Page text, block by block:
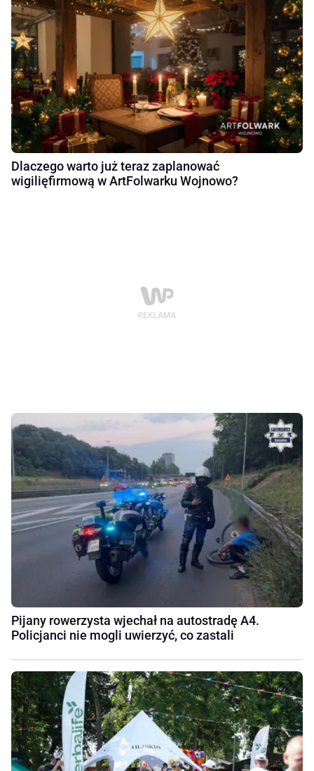
Dlaczego warto już teraz zaplanować
wigilięfirmową w ArtFolwarku Wojnowo?
Pijany rowerzysta wjechał na autostradę A4.
Policjanci nie mogli uwierzyć, co zastali